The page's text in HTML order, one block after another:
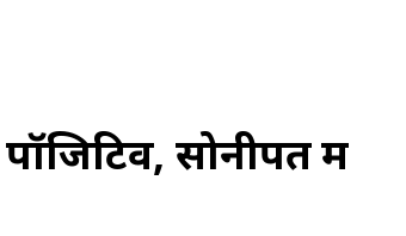
सोनीपत में